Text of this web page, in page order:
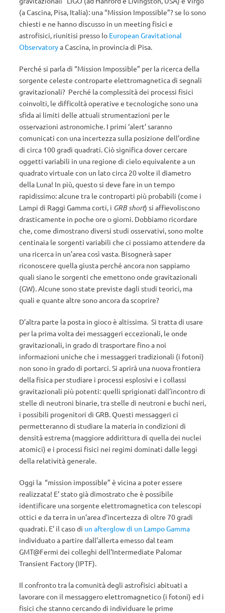
(a Cascina, Pisa, Italia): una “Mission Impossible”? se lo sono
chiesti e ne hanno discusso in un meeting fisici e
astrofisici, riunitisi presso lo European Gravitational
Observatorya Cascina, in provincia di Pisa.
Perché si parla di “Mission Impossible” per la ricerca della
sorgente celeste controparte elettromagnetica di segnali
gravitazionali? Perché la complessità dei processi fisici
coinvolti, le difficoltà operative e tecnologiche sono una
sfida ai limiti delle attuali strumentazioni per le
osservazioni astronomiche. I primi ‘alert’ saranno
comunicati con una incertezza sulla posizione dell’ordine
di circa 100 gradi quadrati. Ciò significa dover cercare
oggetti variabili in una regione di cielo equivalente a un
quadrato virtuale con un lato circa 20 volte il diametro
della Luna! In più, questo si deve fare in un tempo
rapidissimo: alcune tra le controparti più probabili (come i
Lampi di Raggi Gamma corti, i GRB short) si affievoliscono
drasticamente in poche ore o giorni. Dobbiamo ricordare
che, come dimostrano diversi studi osservativi, sono molte
centinaia le sorgenti variabili che ci possiamo attendere da
una ricerca in un’area così vasta. Bisognerà saper
riconoscere quella giusta perché ancora non sappiamo
quali siano le sorgenti che emettono onde gravitazionali
(GW). Alcune sono state previste dagli studi teorici, ma
quali e quante altre sono ancora da scoprire?
D’altra parte la posta in gioco è altissima. Si tratta di usare
per la prima volta dei messaggeri eccezionali, le onde
gravitazionali, in grado di trasportare fino a noi
informazioni uniche che i messaggeri tradizionali (i fotoni)
non sono in grado di portarci. Si aprirà una nuova frontiera
della fisica per studiare i processi esplosivi e i collassi
gravitazionali più potenti: quelli sprigionati dall’incontro di
stelle di neutroni binarie, tra stelle di neutroni e buchi neri,
i possibili progenitori di GRB. Questi messaggeri ci
permetteranno di studiare la materia in condizioni di
densità estrema (maggiore addirittura di quella dei nuclei
atomici) e i processi fisici nei regimi dominati dalle leggi
della relatività generale.
Oggi la “mission impossible” è vicina a poter essere
realizzata! E’ stato già dimostrato che è possibile
identificare una sorgente elettromagnetica con telescopi
ottici e da terra in un’area d’incertezza di oltre 70 gradi
quadrati. E’ il caso di un afterglow di un Lampo Gamma
individuato a partire dall’allerta emesso dal team
GMT@Fermi dei colleghi dell’Intermediate Palomar
Transient Factory (IPTF).
Il confronto tra la comunità degli astrofisici abituati a
lavorare con il messaggero elettromagnetico (i fotoni) ed i
fisici che stanno cercando di individuare le prime